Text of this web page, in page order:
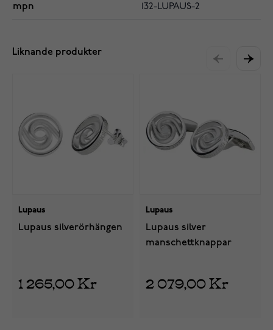
mpn 132-LUPAUS-2
Liknande produkter
Lupaus
Lupaus silverörhängen
1 265,00 Kr
Lupaus
Lupaus silver
manschettknappar
2 079,00 Kr